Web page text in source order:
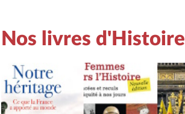
Nos livres d'Histoire